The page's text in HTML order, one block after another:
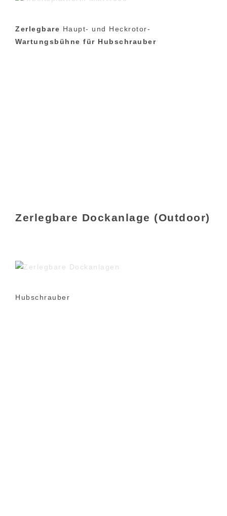
Zerlegbare Haupt- und Heckrotor-
Wartungsbühne für Hubschrauber
Zerlegbare Dockanlage (Outdoor)
Hubschrauber